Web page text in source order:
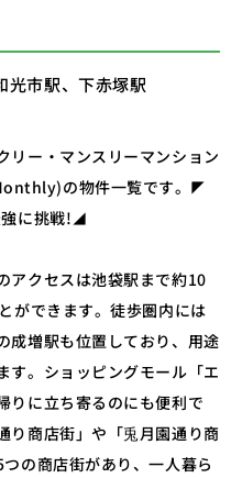
光市駅、下赤塚駅
リー・マンスリーマンション
の物件一覧です。◤
強に挑戦!◢
アクセスは池袋駅まで約10
ができます。徒歩圏内には
成増駅も位置しており、用途
す。ショッピングモール「エ
りに立ち寄るのにも便利で
り商店街」や「兎月園通り商
の商店街があり、一人暮ら